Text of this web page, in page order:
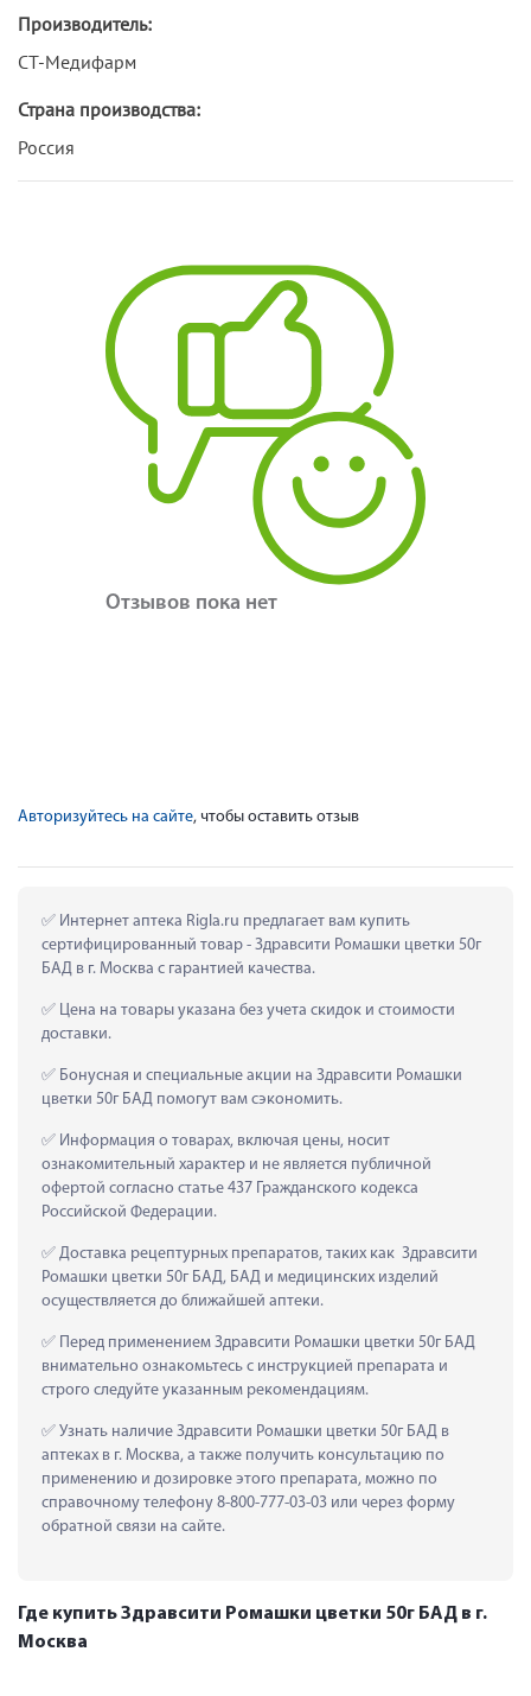
Производитель:
СТ-Медифарм
Страна производства:
Россия
Отзывов пока нет
Авторизуйтесь на сайте, чтобы оставить отзыв
Интернет аптека Rigla.ru предлагает вам купить
сертифицированный товар - Здравсити Ромашки цветки 50г
БАД в г. Москва с гарантией качества.
Цена на товары указана без учета скидок и стоимости
доставки.
Бонусная и специальные акции на Здравсити Ромашки
цветки 50г БАД помогут вам сэкономить.
Информация о товарах, включая цены, носит
ознакомительный характер и не является публичной
офертой согласно статье 437 Гражданского кодекса
Российской Федерации.
Доставка рецептурных препаратов, таких как  Здравсити
Ромашки цветки 50г БАД, БАД и медицинских изделий
осуществляется до ближайшей аптеки.
Перед применением Здравсити Ромашки цветки 50г БАД
внимательно ознакомьтесь с инструкцией препарата и
строго следуйте указанным рекомендациям.
Узнать наличие Здравсити Ромашки цветки 50г БАД в
аптеках в г. Москва, а также получить консультацию по
применению и дозировке этого препарата, можно по
справочному телефону 8-800-777-03-03 или через форму
обратной связи на сайте.
Где купить Здравсити Ромашки цветки 50г БАД в г.
Москва